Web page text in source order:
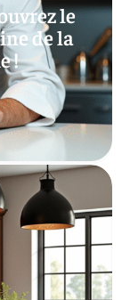
le
de la
!